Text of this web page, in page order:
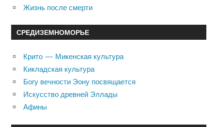
Жизнь после смерти
СРЕДИЗЕМНОМОРЬЕ
Крито — Микенская культура
Кикладская культура
Богу вечности Эону посвящается
Искусство древней Эллады
Афины